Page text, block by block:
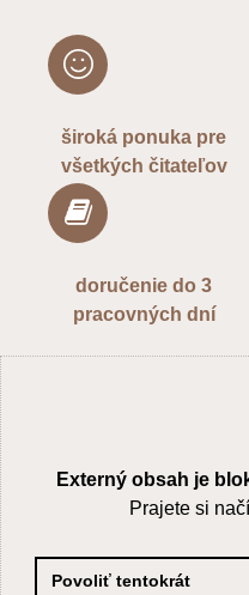
VAŠA OTÁZKA K PRODUKTU
Odoslať
široká ponuka pre
všetkých čitateľov
doručenie do 3
pracovných dní
Externý obsah je
Prajete si
Povoliť tentokrát